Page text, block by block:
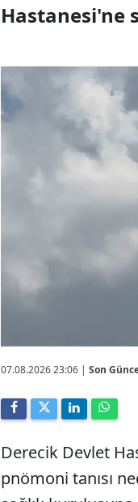
Hastanesi'ne
07.08.2026 23:06 | Son
Derecik Devlet
pnömoni tanısı